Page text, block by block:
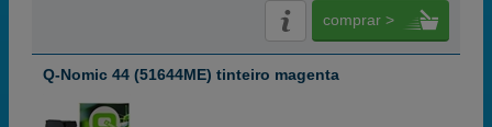
comprar >
Q-Nomic 44 (51644ME) tinteiro magenta